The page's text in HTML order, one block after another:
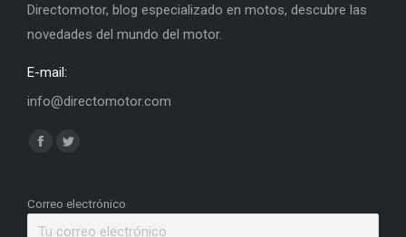
Directomotor, blog especializado en motos, descubre las
novedades del mundo del motor.
E-mail:
info@directomotor.com
Find us on:
Facebook
opens
Twitter
opens
Correo electrónico